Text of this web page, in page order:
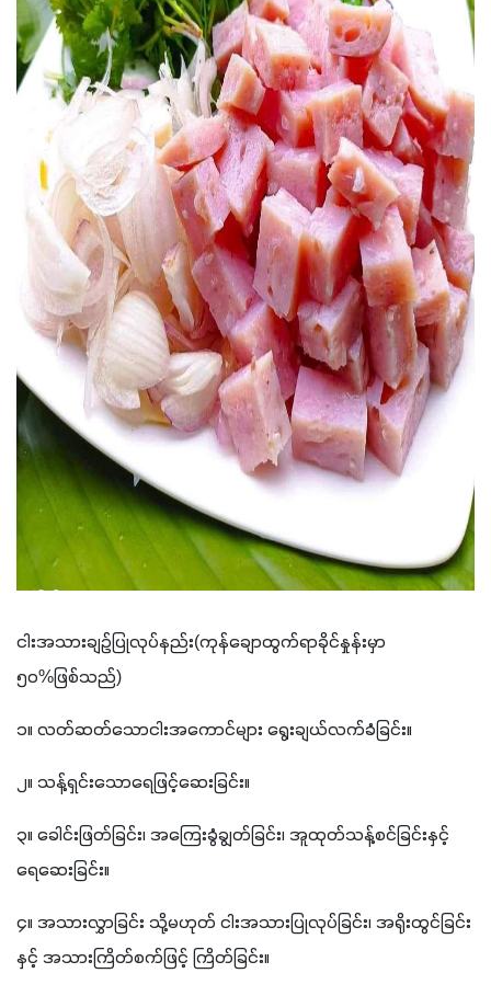
ငါးအသားချဉ်ပြုလုပ်နည်း(ကုန်ချောထွက်ရာခိုင်နှုန်းမှာ
၅၀%ဖြစ်သည်)
၁။ လတ်ဆတ်သောငါးအကောင်များ ရွေးချယ်လက်ခံခြင်း။
၂။ သန့်ရှင်းသောရေဖြင့်‌ဆေးခြင်း။
၃။ ခေါင်းဖြတ်ခြင်း၊ အကြေးခွံချွတ်ခြင်း၊ အူထုတ်သန့်စင်ခြင်းနှင့်
ရေဆေးခြင်း။
၄။ အသားလွှာခြင်း သို့မဟုတ် ငါးအသားပြုလုပ်ခြင်း၊ အရိုးထွင်ခြင်း
နှင့် အသားကြိတ်စက်ဖြင့် ကြိတ်ခြင်း။